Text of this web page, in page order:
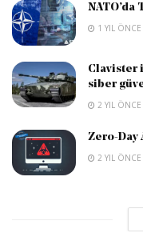
1 YIL ÖNCE
Clavister
siber
2 YIL ÖNCE
Zero-Day
2 YIL ÖNCE